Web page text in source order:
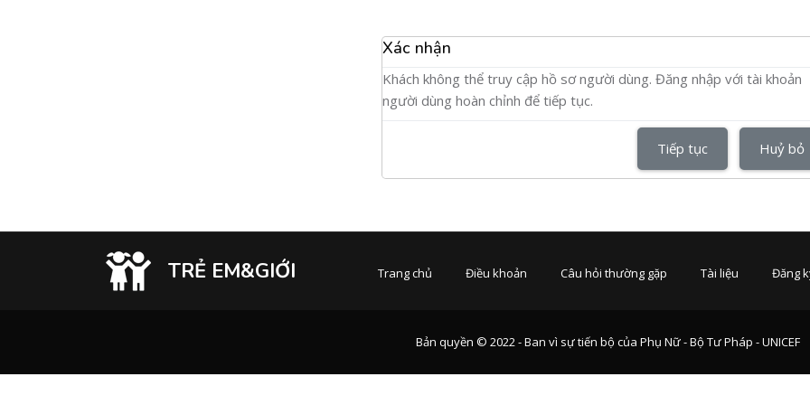
Xác nhận
Khách không thể truy cập hồ sơ người dùng. Đăng nhập với tài khoản
người dùng hoàn chỉnh để tiếp tục.
Tiếp tục Huỷ bỏ
TRẺ EM&GIỚI Trang chủ Điều khoản Câu hỏi thường gặp Tài liệu Đăng
Bản quyền © 2022 - Ban vì sự tiến bộ của Phụ Nữ - Bộ Tư Pháp - UNICEF